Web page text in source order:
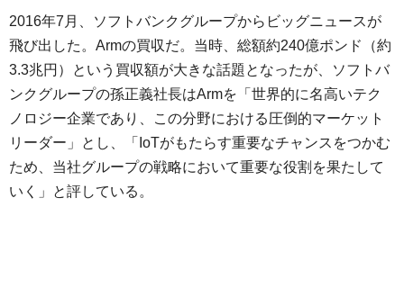
2016年7月、ソフトバンクグループからビッグニュースが
飛び出した。Armの買収だ。当時、総額約240億ポンド（約
3.3兆円）という買収額が大きな話題となったが、ソフトバ
ンクグループの孫正義社長はArmを「世界的に名高いテク
ノロジー企業であり、この分野における圧倒的マーケット
リーダー」とし、「IoTがもたらす重要なチャンスをつかむ
ため、当社グループの戦略において重要な役割を果たして
いく」と評している。